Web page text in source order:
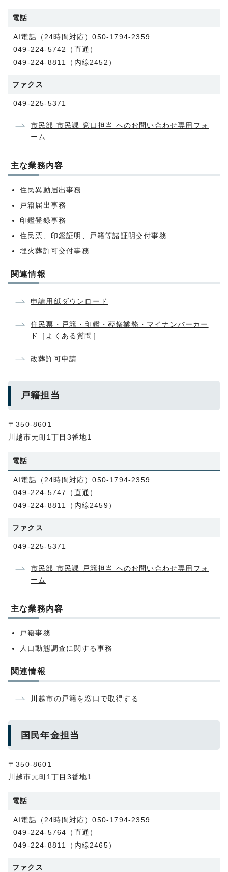
電話
AI電話（24時間対応）050-1794-2359
049-224-5742（直通）
049-224-8811（内線2452）
ファクス
049-225-5371
市民部 市民課 窓口担当 へのお問い合わせ専用フォ
ーム
主な業務内容
住民異動届出事務
戸籍届出事務
印鑑登録事務
住民票、印鑑証明、戸籍等諸証明交付事務
埋火葬許可交付事務
関連情報
申請用紙ダウンロード
住民票・戸籍・印鑑・葬祭業務・マイナンバーカー
ド［よくある質問］
改葬許可申請
戸籍担当
〒350-8601
川越市元町1丁目3番地1
電話
AI電話（24時間対応）050-1794-2359
049-224-5747（直通）
049-224-8811（内線2459）
ファクス
049-225-5371
市民部 市民課 戸籍担当 へのお問い合わせ専用フォ
ーム
主な業務内容
戸籍事務
人口動態調査に関する事務
関連情報
川越市の戸籍を窓口で取得する
国民年金担当
〒350-8601
川越市元町1丁目3番地1
電話
AI電話（24時間対応）050-1794-2359
049-224-5764（直通）
049-224-8811（内線2465）
ファクス